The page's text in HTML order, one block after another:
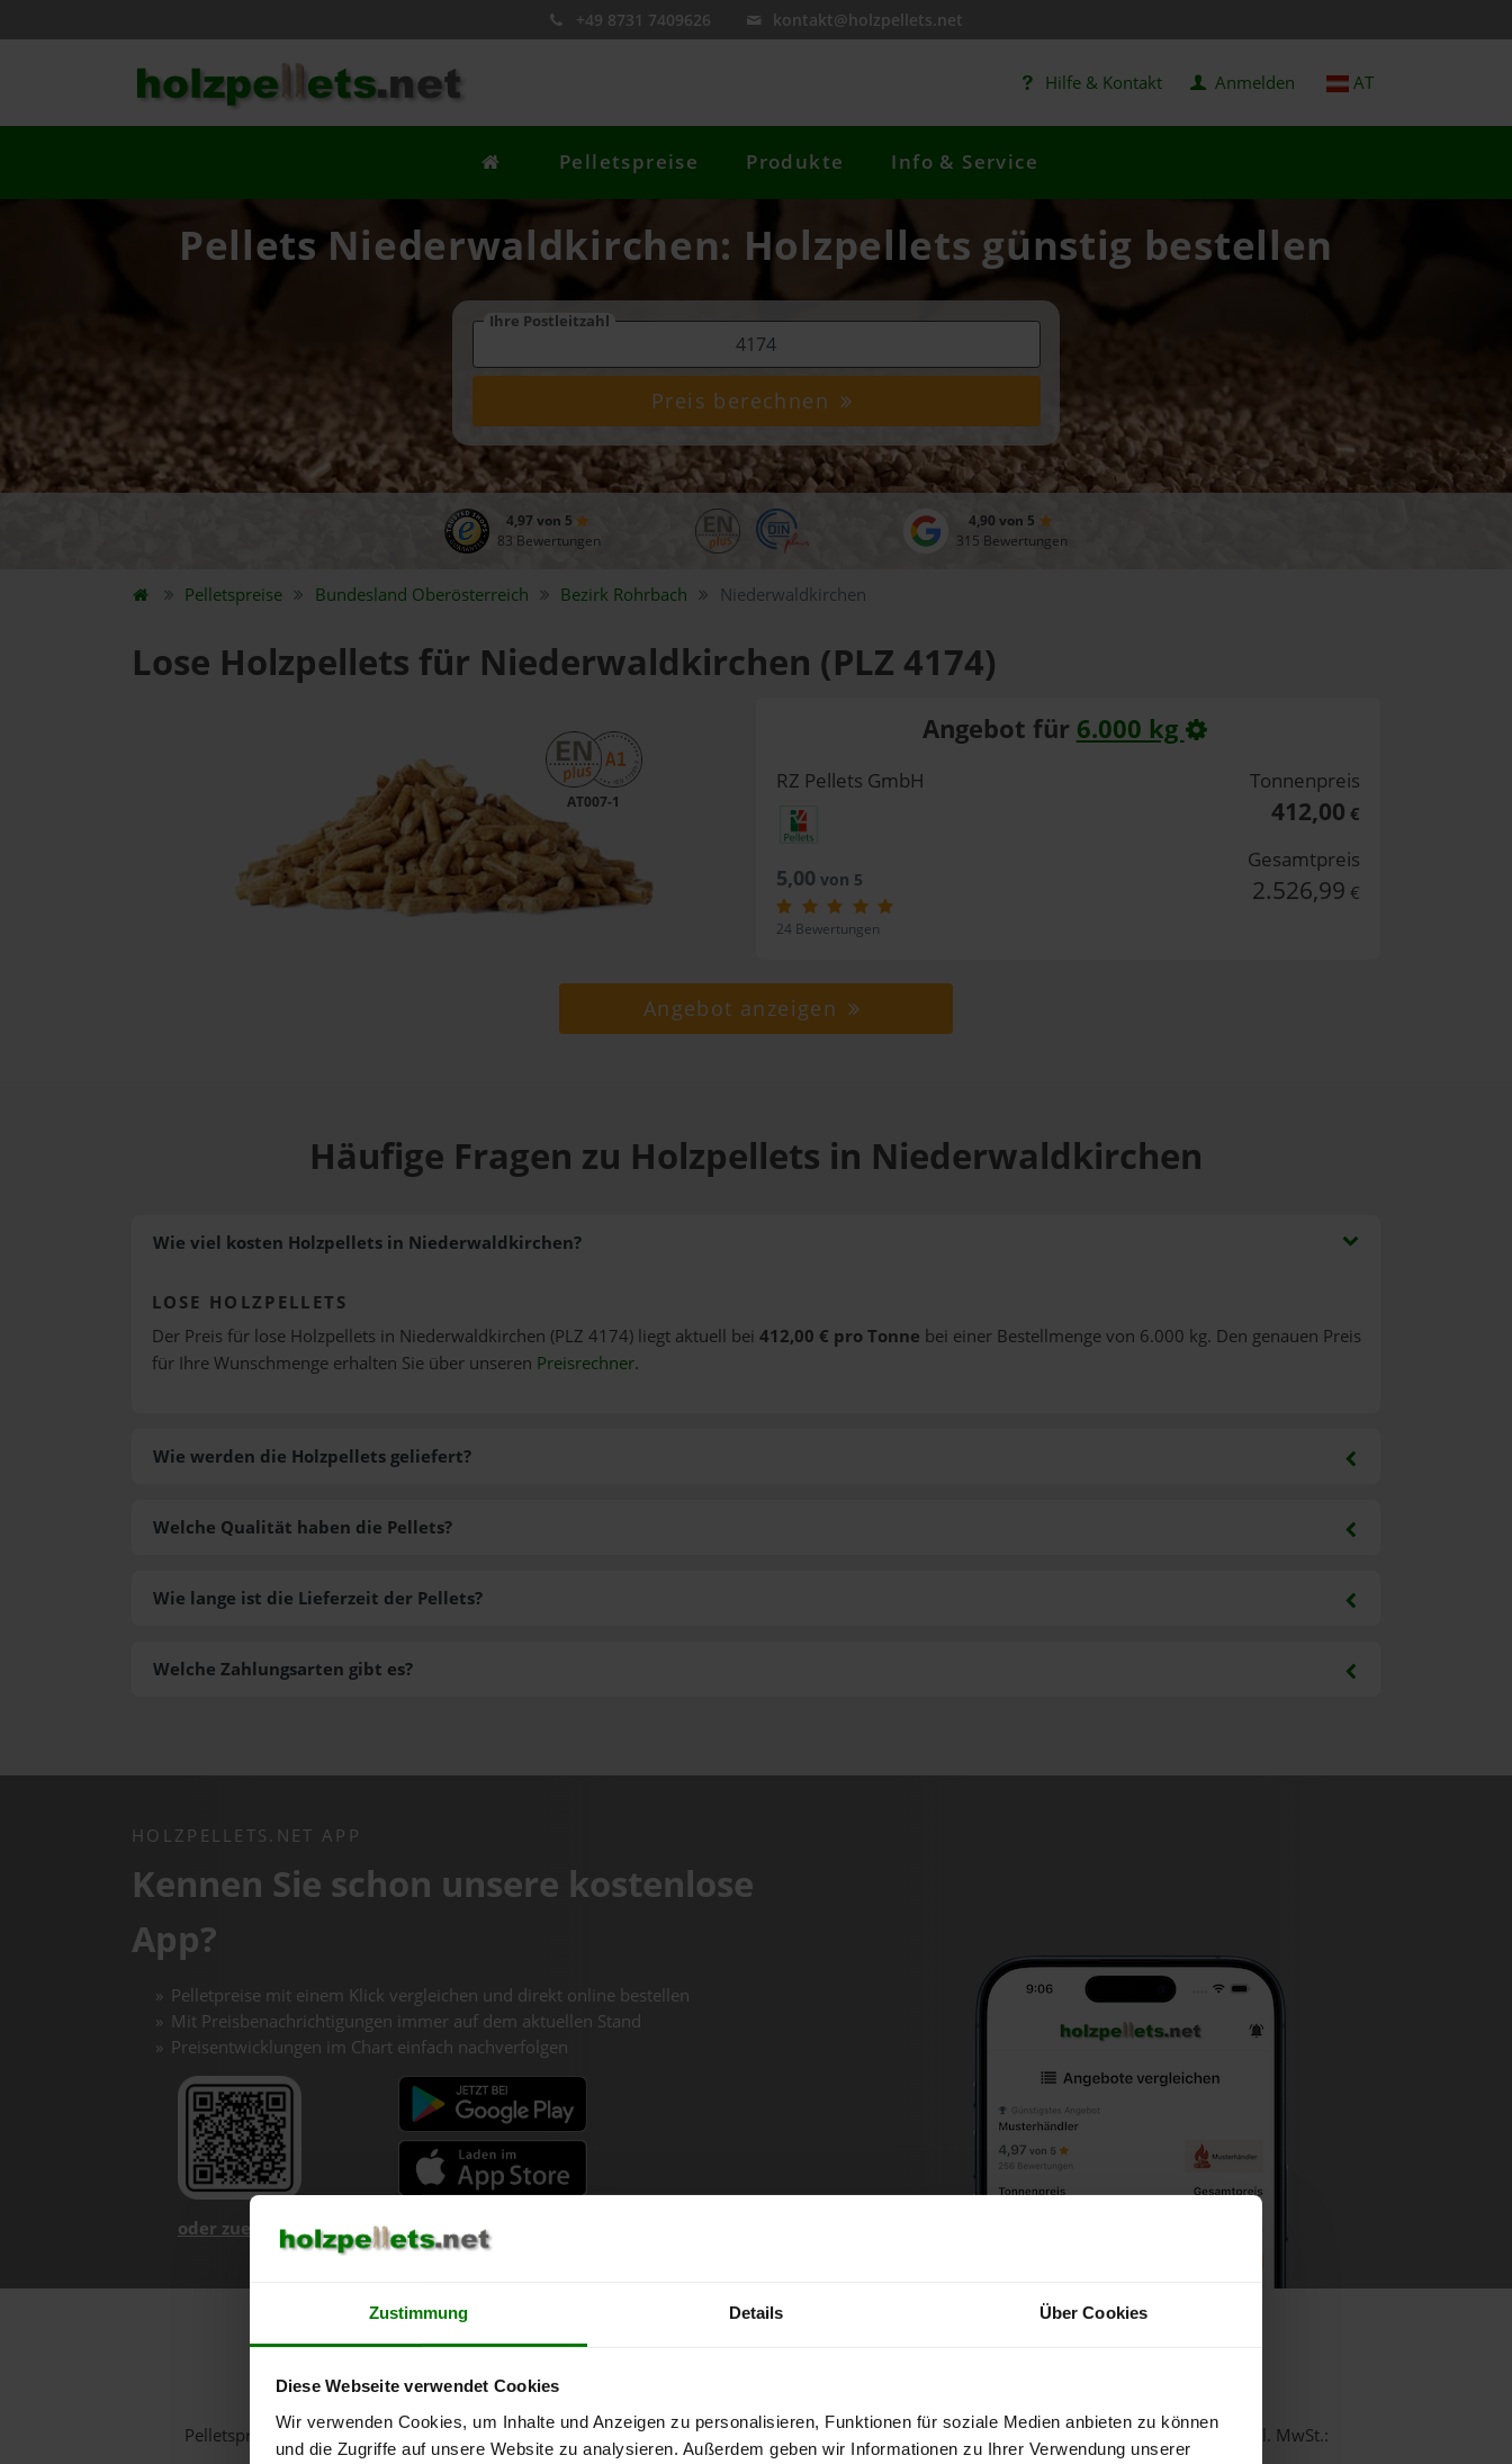
Zustimmung Details Über Cookies
Diese Webseite verwendet Cookies
Wir verwenden Cookies, um Inhalte und Anzeigen zu personalisieren, Funktionen für soziale Medien anbieten zu können
und die Zugriffe auf unsere Website zu analysieren. Außerdem geben wir Informationen zu Ihrer Verwendung unserer
+49 8731 7409626 kontakt@holzpellets.net
Hilfe & Kontakt Anmelden AT
Pelletspreise Produkte Info & Service
Pellets Niederwaldkirchen: Holzpellets günstig bestellen
Ihre Postleitzahl
Preis berechnen
4,97 von 5
83 Bewertungen
4,90 von 5
315 Bewertungen
Pelletspreise Bundesland Oberösterreich Bezirk Rohrbach Niederwaldkirchen
Lose Holzpellets für Niederwaldkirchen (PLZ 4174)
AT007-1
Angebot für 6.000 kg
RZ Pellets GmbH
5,00 von 5
24 Bewertungen
Tonnenpreis
412,00 €
Gesamtpreis
2.526,99 €
Angebot anzeigen
Häufige Fragen zu Holzpellets in Niederwaldkirchen
Wie viel kosten Holzpellets in Niederwaldkirchen?
LOSE HOLZPELLETS
Der Preis für lose Holzpellets in Niederwaldkirchen (PLZ 4174) liegt aktuell bei 412,00 € pro Tonne bei einer Bestellmenge von 6.000 kg. Den genauen Preis
für Ihre Wunschmenge erhalten Sie über unseren Preisrechner.
Wie werden die Holzpellets geliefert?
Welche Zahlungsarten gibt es?
Welche Qualität haben die Pellets?
Wie lange ist die Lieferzeit der Pellets?
HOLZPELLETS.NET APP
Kennen Sie schon unsere kostenlose
App?
Pelletpreise mit einem Klick vergleichen und direkt online bestellen
Mit Preisbenachrichtigungen immer auf dem aktuellen Stand
Preisentwicklungen im Chart einfach nachverfolgen
oder zuerst mehr über unsere App erfahren
Holzpellets-Chart für Niederwaldkirchen
Pelletspreise in Niederwaldkirchen für 1 Tonne bei Abnahmevon 6 Tonnen loser Warein DINplus-/ENplus-Qualität bei einer Lieferstelle inkl. MwSt.: